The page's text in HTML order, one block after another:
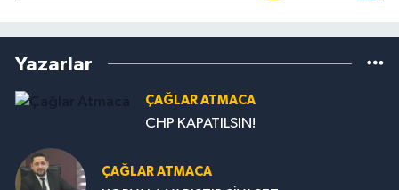
Yazarlar
ÇAĞLAR ATMACA
CHP KAPATILSIN!
ÇAĞLAR ATMACA